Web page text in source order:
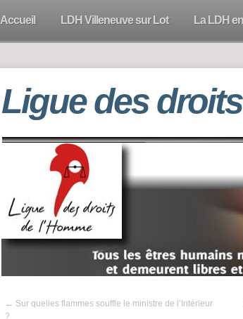
Accueil LDH Villeneuve sur Lot La LDH
Ligue des
← Sur quelles flammes souffle le ministre de l’Intérieur
?